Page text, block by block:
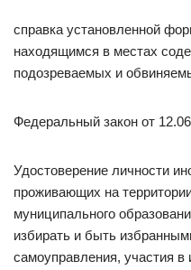
справка установленной
находящимся в местах
подозреваемых и
Федеральный закон от
Удостоверение личности
проживающих на
муниципального
избирать и быть
самоуправления, участия